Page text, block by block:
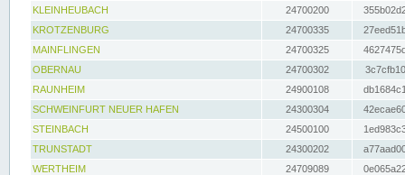
KLEINHEUBACH 24700200
KROTZENBURG
24700335
MAINFLINGEN
24700325
OBERNAU
24700302
RAUNHEIM
24900108
SCHWEINFURT NEUER HAFEN
24300304
STEINBACH
24500100
TRUNSTADT
24300202
WERTHEIM
24709089